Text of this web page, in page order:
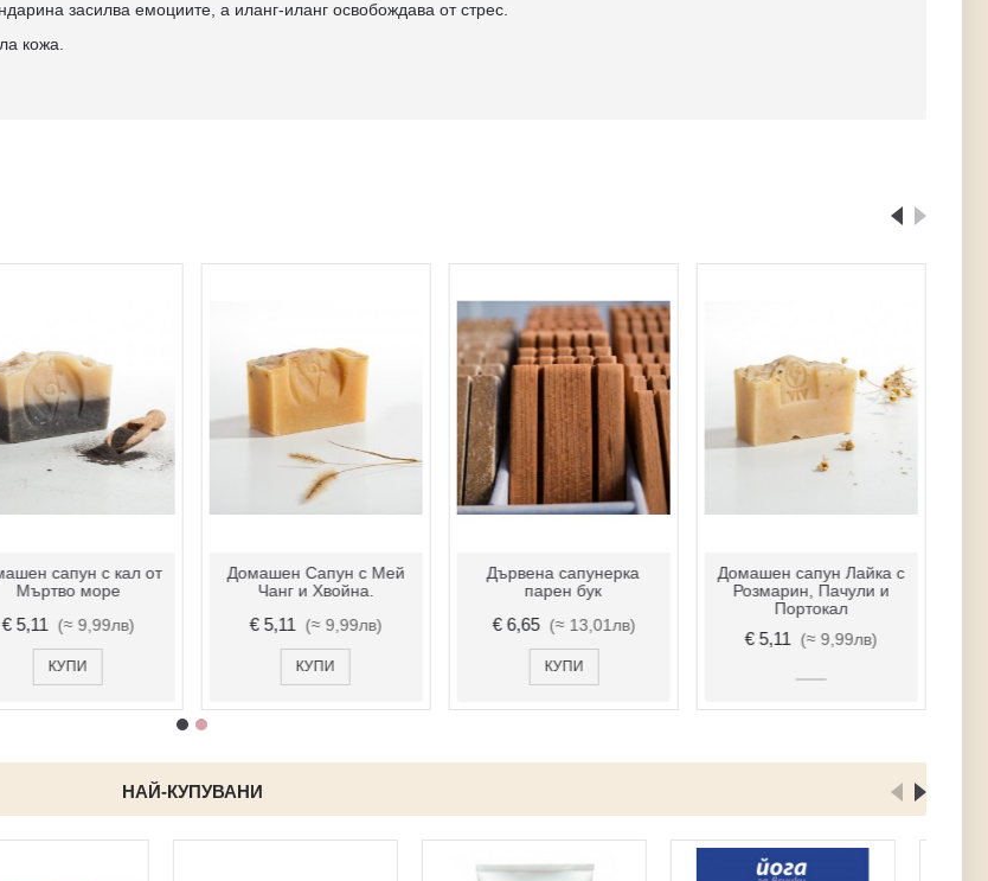
засилва емоциите, а иланг-иланг освобождава от стрес.
кожа.
сапун с кал от
Мъртво море
€ 5,11 (≈ 9,99лв)
КУПИ
Домашен Сапун с Мей
Чанг и Хвойна.
€ 5,11 (≈ 9,99лв)
КУПИ
Дървена сапунерка
парен бук
€ 6,65 (≈ 13,01лв)
КУПИ
Домашен сапун Лайка с
Розмарин, Пачули и
Портокал
€ 5,11 (≈ 9,99лв)
НАЙ-КУПУВАНИ